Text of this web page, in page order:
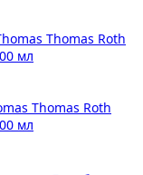
Thomas Roth
мл